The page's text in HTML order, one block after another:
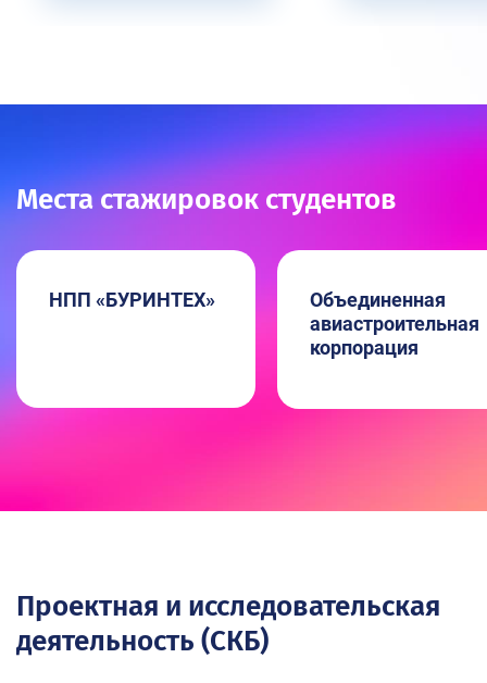
Места стажировок студентов
НПП «БУРИНТЕХ»
Объединенная
авиастроительная
корпорация
Проектная и исследовательская
деятельность (СКБ)